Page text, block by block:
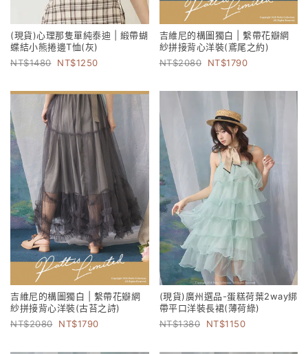
(現貨)心理那隻單純泰迪 | 緞帶蝴
蝶結小熊捲邊T恤(灰)
1480
1250
吉維尼的構圖獨白 | 繫帶花瓣網
紗拼接背心洋裝(鳶尾之約)
2080
1790
吉維尼的構圖獨白 | 繫帶花瓣網
紗拼接背心洋裝(古苔之詩)
2080
1790
(現貨)廣州選品-蛋糕荷葉2way綁
帶平口洋裝長裙(薄荷綠)
1380
1150